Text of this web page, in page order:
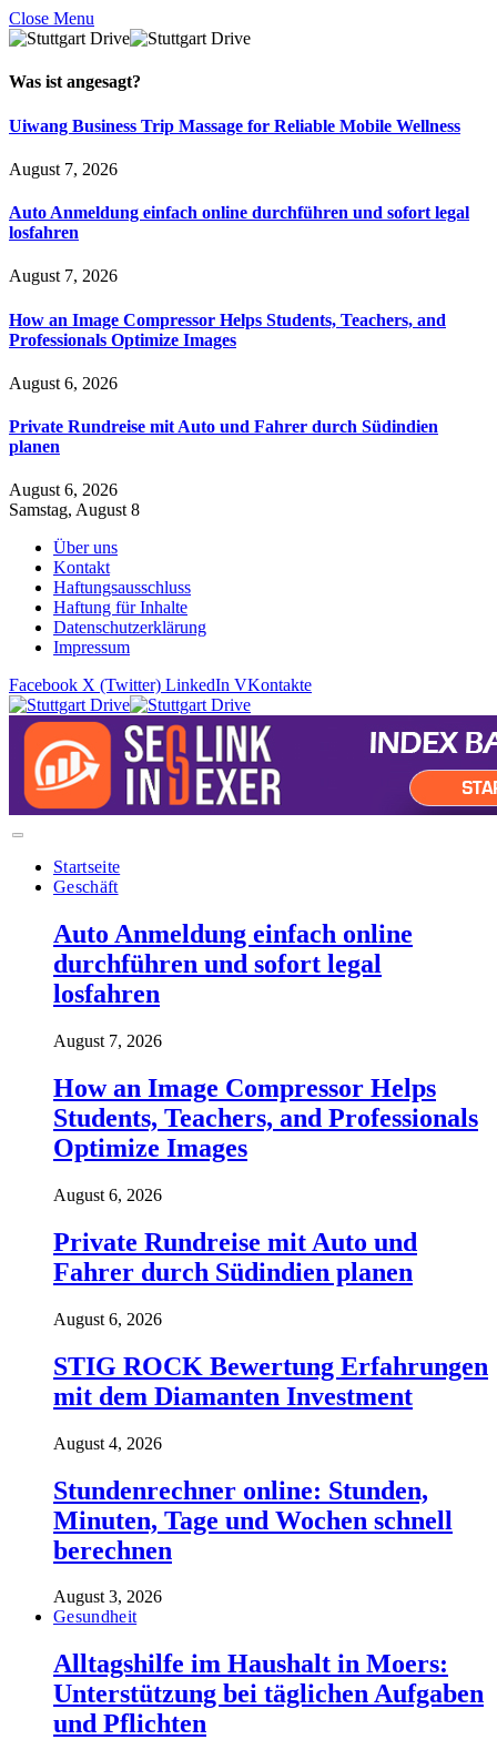
Close Menu
Was ist angesagt?
Uiwang Business Trip Massage for Reliable Mobile Wellness
August 7, 2026
Auto Anmeldung einfach online durchführen und sofort legal
losfahren
August 7, 2026
How an Image Compressor Helps Students, Teachers, and
Professionals Optimize Images
August 6, 2026
Private Rundreise mit Auto und Fahrer durch Südindien
planen
August 6, 2026
Samstag, August 8
Über uns
Kontakt
Haftungsausschluss
Haftung für Inhalte
Datenschutzerklärung
Impressum
Facebook X (Twitter) LinkedIn VKontakte
Startseite
Geschäft
Auto Anmeldung einfach online
durchführen und sofort legal
losfahren
August 7, 2026
How an Image Compressor Helps
Students, Teachers, and Professionals
Optimize Images
August 6, 2026
Private Rundreise mit Auto und
Fahrer durch Südindien planen
August 6, 2026
STIG ROCK Bewertung Erfahrungen
mit dem Diamanten Investment
August 4, 2026
Stundenrechner online: Stunden,
Minuten, Tage und Wochen schnell
berechnen
August 3, 2026
Gesundheit
Alltagshilfe im Haushalt in Moers:
Unterstützung bei täglichen Aufgaben
und Pflichten